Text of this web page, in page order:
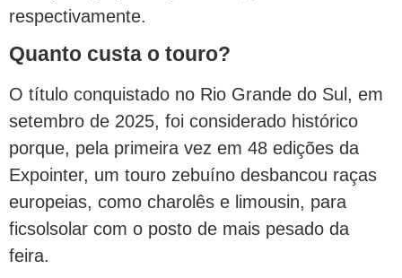
respectivamente.
Quanto custa o touro?
O título conquistado no Rio Grande do Sul, em
setembro de 2025, foi considerado histórico
porque, pela primeira vez em 48 edições da
Expointer, um touro zebuíno desbancou raças
europeias, como charolês e limousin, para
ficsolsolar com o posto de mais pesado da
feira.